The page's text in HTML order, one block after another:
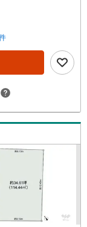
頼を数多くいた
で分かる立地環
客様に現地の生
平日のお住まい
など平日にお住ま
意しています。＼
業時間外でのご内
有されているの
もご内覧が可能
鶴舞線「御器
ペースあり○定休